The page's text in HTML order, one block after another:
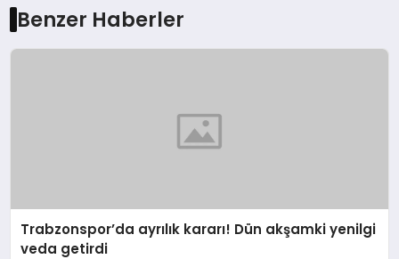
Benzer Haberler
Trabzonspor’da ayrılık kararı! Dün akşamki yenilgi
veda getirdi